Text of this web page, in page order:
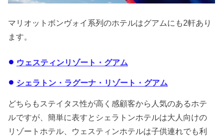
マリオットボンヴォイ系列のホテルはグアムにも2軒あり
ます。
ウェスティンリゾート・グアム
シェラトン・ラグーナ・リゾート・グアム
どちらもステイタス性が高く感顧客から人気のあるホテ
ルですが、簡単に表すとシェラトンホテルは大人向けの
リゾートホテル、ウェスティンホテルは子供連れでも利